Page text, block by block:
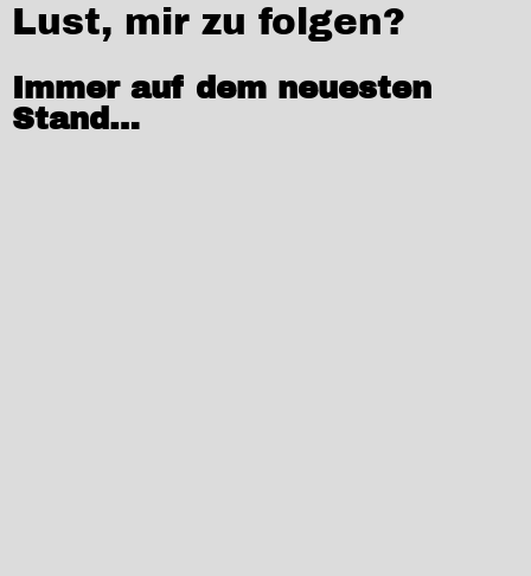
Lust, mir zu folgen?
Immer auf dem neuesten
Stand…